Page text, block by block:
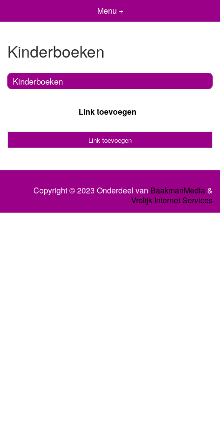
Menu +
Kinderboeken
Kinderboeken
Link toevoegen
Link toevoegen
Copyright © 2023 Onderdeel van BaakmanMedia&
Vrolijk Internet Services